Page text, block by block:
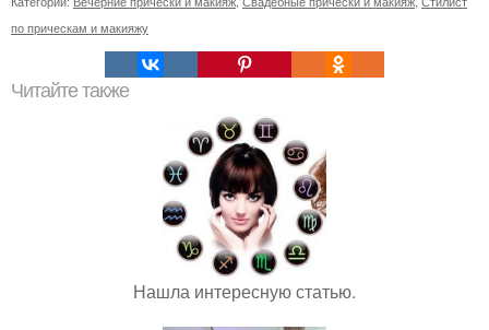
по прическам и макияжу
Читайте также
Нашла интересную статью.